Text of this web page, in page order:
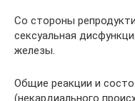
Со стороны
сексуальная
железы.
Общие реакции и
(некардиального